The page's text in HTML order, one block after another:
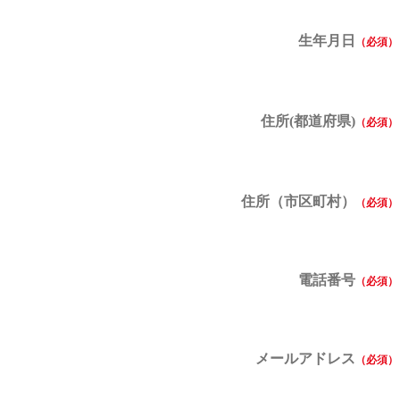
生年月日
住所(都道府県)
住所（市区町村）
電話番号
メールアドレス